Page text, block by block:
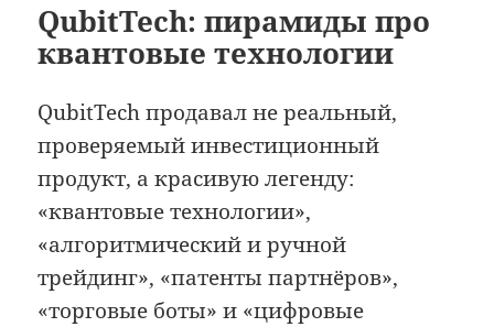
QubitTech: пирамиды про
квантовые технологии
QubitTech продавал не реальный,
проверяемый инвестиционный
продукт, а красивую легенду:
«квантовые технологии»,
«алгоритмический и ручной
трейдинг», «патенты партнёров»,
«торговые боты» и «цифровые